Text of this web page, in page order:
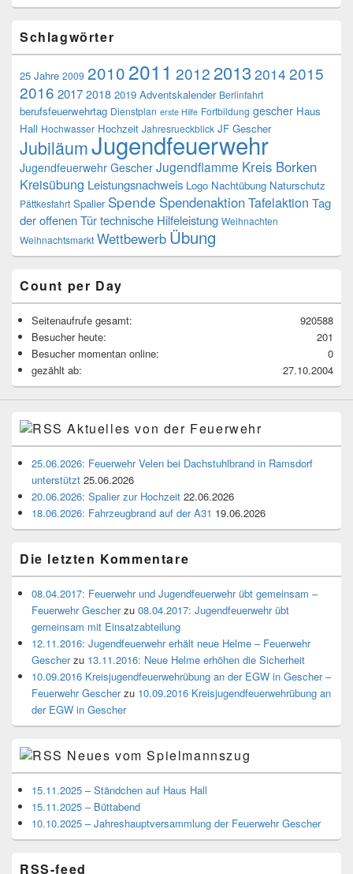
Schlagwörter
25 Jahre 2009 2010 2011 20122013 20142015
2016 2017 2018 2019 Adventskalender Berlinfahrt
berufsfeuerwehrtag Dienstplan erste Hilfe Fortbildung gescher Haus
Hall Hochwasser Hochzeit Jahresrueckblick JF Gescher
JubiläumJugendfeuerwehr
Jugendfeuerwehr Gescher Jugendflamme Kreis Borken
Kreisübung Leistungsnachweis Logo Nachtübung Naturschutz
Pättkesfahrt Spalier Spende SpendenaktionTafelaktion Tag
der offenen Türtechnische Hilfeleistung Weihnachten
Weihnachtsmarkt Wettbewerb Übung
Count per Day
920588
Seitenaufrufe gesamt:
201
Besucher heute:
0
Besucher momentan online:
27.10.2004
gezählt ab:
Aktuelles von der Feuerwehr
25.06.2026: Feuerwehr Velen bei Dachstuhlbrand in Ramsdorf
unterstützt 25.06.2026
20.06.2026: Spalier zur Hochzeit 22.06.2026
18.06.2026: Fahrzeugbrand auf der A31 19.06.2026
Die letzten Kommentare
08.04.2017: Feuerwehr und Jugendfeuerwehr übt gemeinsam –
Feuerwehr Gescherzu 08.04.2017: Jugendfeuerwehr übt
gemeinsam mit Einsatzabteilung
12.11.2016: Jugendfeuerwehr erhält neue Helme – Feuerwehr
Gescherzu 13.11.2016: Neue Helme erhöhen die Sicherheit
10.09.2016 Kreisjugendfeuerwehrübung an der EGW in Gescher –
Feuerwehr Gescherzu 10.09.2016 Kreisjugendfeuerwehrübung an
der EGW in Gescher
Neues vom Spielmannszug
15.11.2025 – Ständchen auf Haus Hall
15.11.2025 – Büttabend
10.10.2025 – Jahreshauptversammlung der Feuerwehr Gescher
RSS-feed